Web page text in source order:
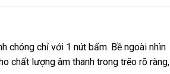
chóng chỉ với 1 nút bấm. Bề ngoài nhìn
chất lượng âm thanh trong trẽo rõ ràng,